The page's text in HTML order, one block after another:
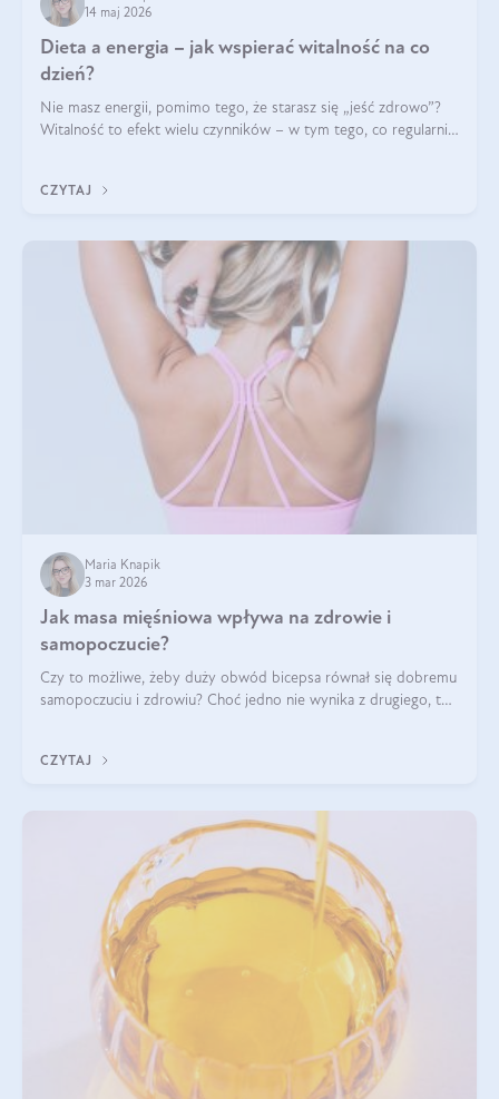
14 maj 2026
Dieta a energia – jak wspierać witalność na co
dzień?
Nie masz energii, pomimo tego, że starasz się „jeść zdrowo”?
Witalność to efekt wielu czynników – w tym tego, co regularnie
CZYTAJ
Maria Knapik
3 mar 2026
Jak masa mięśniowa wpływa na zdrowie i
samopoczucie?
Czy to możliwe, żeby duży obwód bicepsa równał się dobremu
samopoczuciu i zdrowiu? Choć jedno nie wynika z drugiego, to
wyjaśnimy.
CZYTAJ